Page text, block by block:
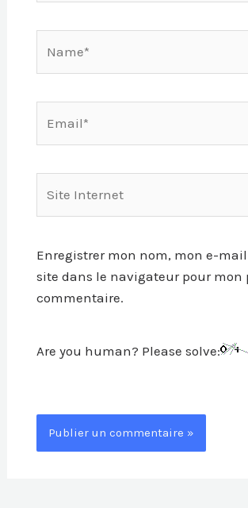
Internet
Enregistrer mon nom, mon e-
site dans le navigateur pour mon
commentaire.
Are you human? Please solve: